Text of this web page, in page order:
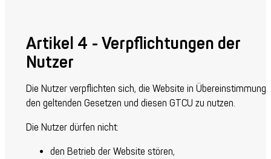
Artikel 4 - Verpflichtungen der
Nutzer
Die Nutzer verpflichten sich, die Website in Übereinstimmung
den geltenden Gesetzen und diesen GTCU zu nutzen.
Die Nutzer dürfen nicht:
den Betrieb der Website stören,